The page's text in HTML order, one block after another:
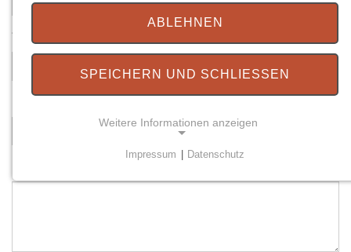
Telefonnummer
ABLEHNEN
SPEICHERN UND SCHLIESSEN
Weitere Informationen anzeigen
Impressum Datenschutz